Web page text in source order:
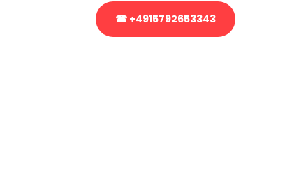
☎ +4915792653343